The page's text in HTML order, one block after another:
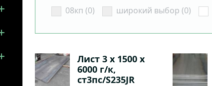
08кп (0) широкий выбор (0)
Лист 3 х 1500 х
6000 г/к,
ст3пс/S235JR